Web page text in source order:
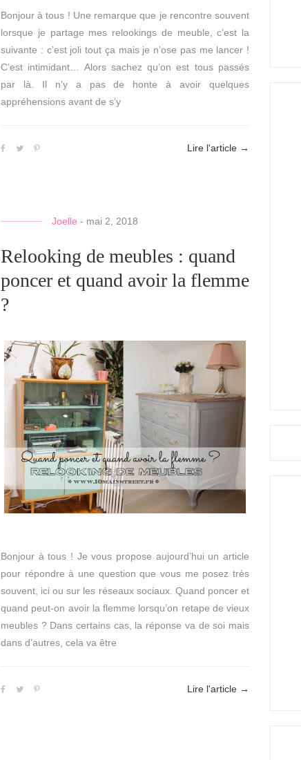
Bonjour à tous ! Une remarque que je rencontre souvent
lorsque je partage mes relookings de meuble, c’est la
suivante : c’est joli tout ça mais je n’ose pas me lancer !
C’est intimidant… Alors sachez qu’on est tous passés
par là. Il n’y a pas de honte à avoir quelques
appréhensions avant de s’y
Lire l'article →
Joelle - mai 2, 2018
Relooking de meubles : quand
poncer et quand avoir la flemme
?
Bonjour à tous ! Je vous propose aujourd’hui un article
pour répondre à une question que vous me posez très
souvent, ici ou sur les réseaux sociaux. Quand poncer et
quand peut-on avoir la flemme lorsqu’on retape de vieux
meubles ? Dans certains cas, la réponse va de soi mais
dans d’autres, cela va être
Lire l'article →